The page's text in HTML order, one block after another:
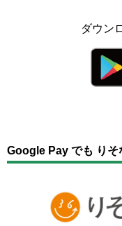
ダウン
Google Pay でも りそ